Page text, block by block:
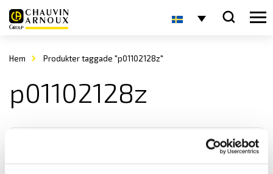
Hem Produkter taggade "p01102128z"
p01102128z